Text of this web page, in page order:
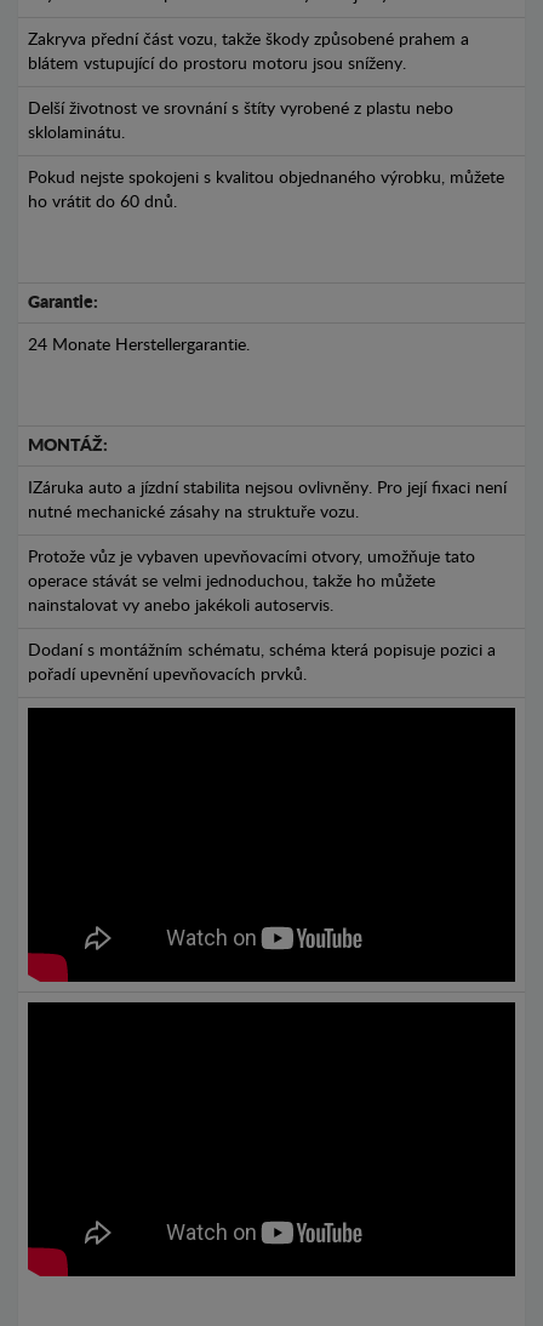
Zakryva přední část vozu, takže škody způsobené prahem a
blátem vstupující do prostoru motoru jsou sníženy.
Delší životnost ve srovnání s štíty vyrobené z plastu nebo
sklolaminátu.
Pokud nejste spokojeni s kvalitou objednaného výrobku, můžete
ho vrátit do 60 dnů.
Garantie:
24 Monate Herstellergarantie.
MONTÁŽ:
IZáruka auto a jízdní stabilita nejsou ovlivněny. Pro její fixaci není
nutné mechanické zásahy na struktuře vozu.
Protože vůz je vybaven upevňovacími otvory, umožňuje tato
operace stávát se velmi jednoduchou, takže ho můžete
nainstalovat vy anebo jakékoli autoservis.
Dodaní s montážním schématu, schéma která popisuje pozici a
pořadí upevnění upevňovacích prvků.